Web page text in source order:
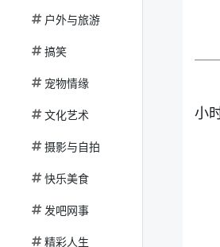
户外与旅游
搞笑
宠物情缘
文化艺术
摄影与自拍
快乐美食
发吧网事
精彩人生
小